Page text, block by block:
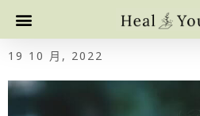
19 10 月, 2022